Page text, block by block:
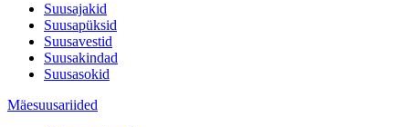
Suusajakid
Suusapüksid
Suusavestid
Suusakindad
Suusasokid
Mäesuusariided